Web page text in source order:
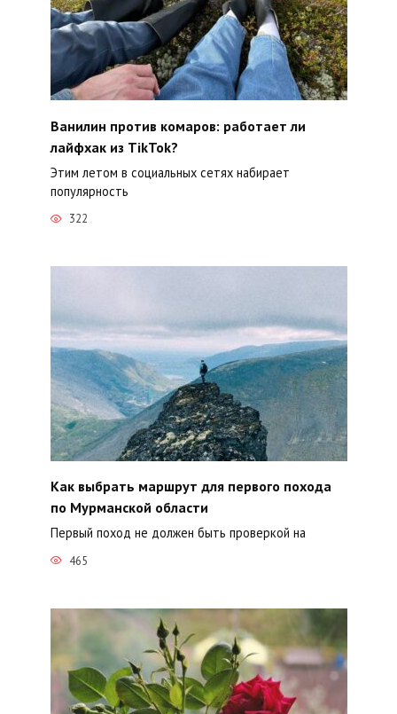
Ванилин против комаров: работает ли
лайфхак из TikTok?
Этим летом в социальных сетях набирает
популярность
322
Как выбрать маршрут для первого похода
по Мурманской области
Первый поход не должен быть проверкой на
465